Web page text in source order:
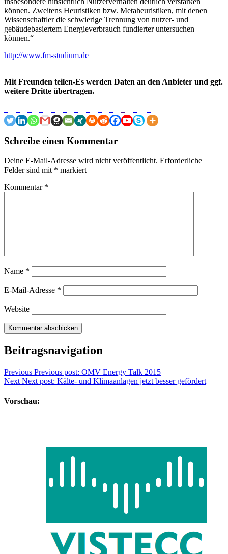
können. Zweitens Heuristiken bzw. Metaheuristiken, mit denen
Wissenschaftler die schwierige Trennung von nutzer- und
gebäudebasiertem Energieverbrauch fundierter untersuchen
können.“
http://www.fm-studium.de
Mit Freunden teilen-Es werden Daten an den Anbieter und ggf.
weitere Dritte übertragen.
Schreibe einen Kommentar
Deine E-Mail-Adresse wird nicht veröffentlicht. Erforderliche
Felder sind mit * markiert
Kommentar *
Name *
E-Mail-Adresse *
Website
Beitragsnavigation
Previous Previous post: OMV Energy Talk 2015
Next Next post: Kälte- und Klimaanlagen jetzt besser gefördert
Vorschau: